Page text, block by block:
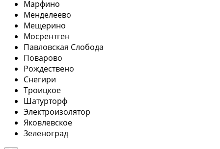
Марфино
Менделеево
Мещерино
Мосрентген
Павловская Слобода
Поварово
Рождествено
Снегири
Троицкое
Шатурторф
Электроизолятор
Яковлевское
Зеленоград